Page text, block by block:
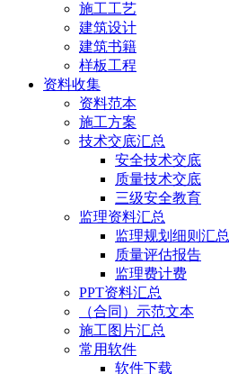
施工工艺
建筑设计
建筑书籍
样板工程
资料收集
资料范本
施工方案
技术交底汇总
安全技术交底
质量技术交底
三级安全教育
监理资料汇总
监理规划细则汇总
质量评估报告
监理费计费
PPT资料汇总
（合同）示范文本
施工图片汇总
常用软件
软件下载